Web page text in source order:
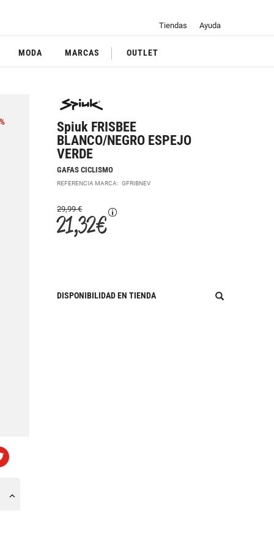
Tiendas Ayuda
MODA MARCAS OUTLET
Spiuk FRISBEE
BLANCO/NEGRO ESPEJO
VERDE
GAFAS CICLISMO
REFERENCIA MARCA:GFRIBNEV
29,99 €
21,32 €
DISPONIBILIDAD EN TIENDA
%